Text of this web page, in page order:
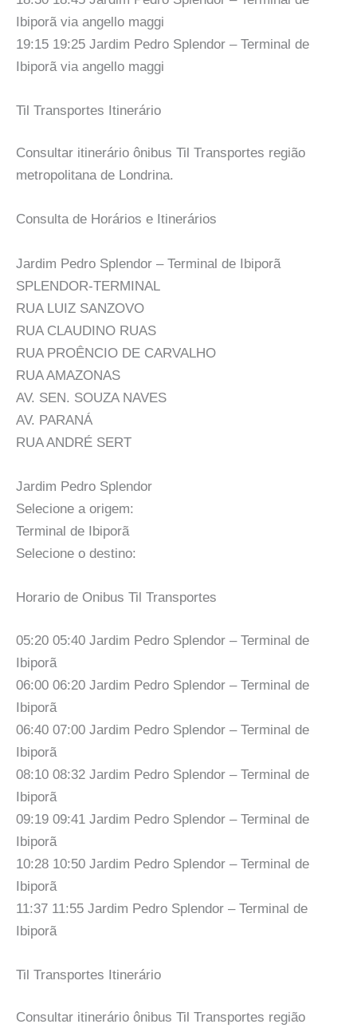
Ibiporã via angello maggi
19:15 19:25 Jardim Pedro Splendor – Terminal de
Ibiporã via angello maggi
Til Transportes Itinerário
Consultar itinerário ônibus Til Transportes região
metropolitana de Londrina.
Consulta de Horários e Itinerários
Jardim Pedro Splendor – Terminal de Ibiporã
SPLENDOR-TERMINAL
RUA LUIZ SANZOVO
RUA CLAUDINO RUAS
RUA PROÊNCIO DE CARVALHO
RUA AMAZONAS
AV. SEN. SOUZA NAVES
AV. PARANÁ
RUA ANDRÉ SERT
Jardim Pedro Splendor
Selecione a origem:
Terminal de Ibiporã
Selecione o destino:
Horario de Onibus Til Transportes
05:20 05:40 Jardim Pedro Splendor – Terminal de
Ibiporã
06:00 06:20 Jardim Pedro Splendor – Terminal de
Ibiporã
06:40 07:00 Jardim Pedro Splendor – Terminal de
Ibiporã
08:10 08:32 Jardim Pedro Splendor – Terminal de
Ibiporã
09:19 09:41 Jardim Pedro Splendor – Terminal de
Ibiporã
10:28 10:50 Jardim Pedro Splendor – Terminal de
Ibiporã
11:37 11:55 Jardim Pedro Splendor – Terminal de
Ibiporã
Til Transportes Itinerário
Consultar itinerário ônibus Til Transportes região